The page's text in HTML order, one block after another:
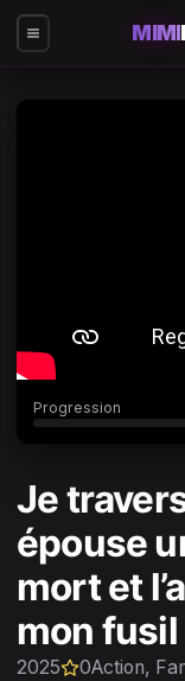
MIMI
Progression
Je
épouse
mort et
mon
2025 0Action,